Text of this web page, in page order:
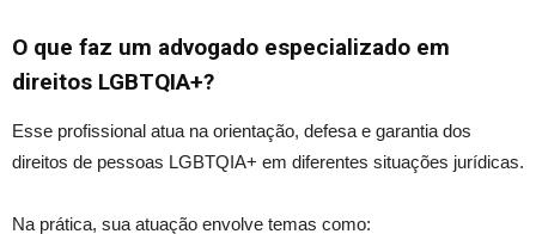
O que faz um advogado especializado em
direitos LGBTQIA+?
Esse profissional atua na orientação, defesa e garantia dos
direitos de pessoas LGBTQIA+ em diferentes situações jurídicas.
Na prática, sua atuação envolve temas como: